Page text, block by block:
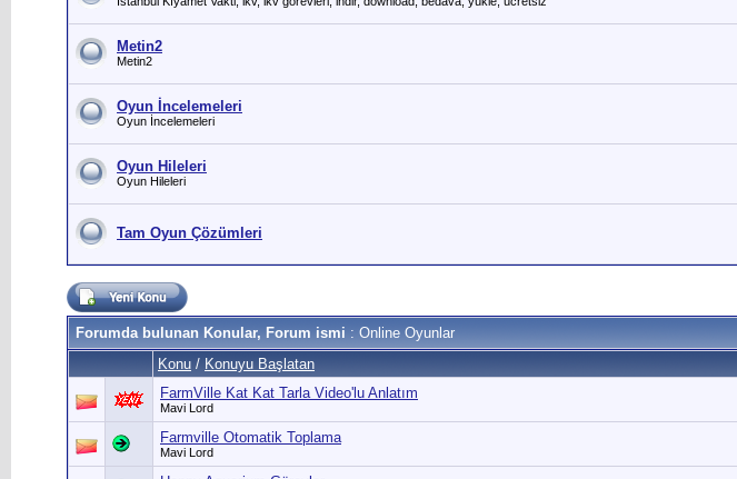
Metin2
Metin2
Oyun İncelemeleri
Oyun İncelemeleri
Oyun Hileleri
Oyun Hileleri
Tam Oyun Çözümleri
Forumda bulunan Konular, Forum ismi : Online Oyunlar
Konu / Konuyu Başlatan
FarmVille Kat Kat Tarla Video'lu Anlatım
Mavi Lord
Farmville Otomatik Toplama
Mavi Lord